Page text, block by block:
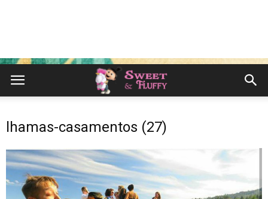
lhamas-casamentos (27)